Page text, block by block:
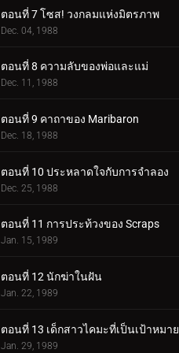
ตอนที่ 7 โซส! วงกลมแห่งมิตรภาพ
Dec. 04, 1988
ตอนที่ 8 ความลับของพ่อและแม่
Dec. 11, 1988
ตอนที่ 9 คาถาของ Maribaron
Dec. 18, 1988
ตอนที่ 10 ประหลาดใจกับการจำลอง
Dec. 25, 1988
ตอนที่ 11 การประท้วงของ Scraps
Jan. 15, 1989
ตอนที่ 12 นักฆ่าในฝัน
Jan. 22, 1989
ตอนที่ 13 เด็กสาวไคมะที่เป็นเป้าหมาย
Jan. 29, 1989